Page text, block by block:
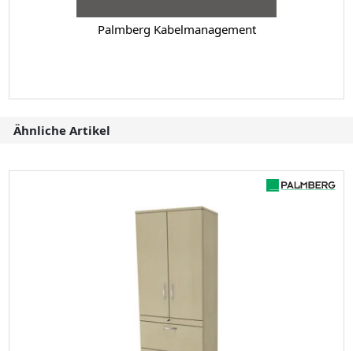
Palmberg Kabelmanagement
Ähnliche Artikel